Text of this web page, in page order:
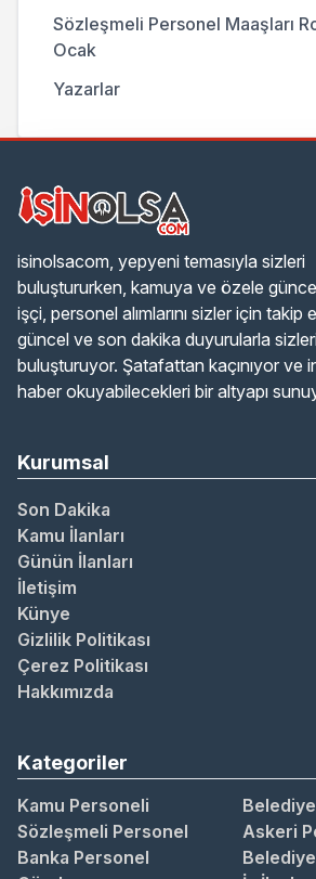
Sözleşmeli Personel Maaşları
Ocak
Yazarlar
isinolsacom, yepyeni temasıyla sizleri
buluştururken, kamuya ve özele
işçi, personel alımlarını sizler için takip
güncel ve son dakika duyurularla sizleri
buluşturuyor. Şatafattan kaçınıyor ve
haber okuyabilecekleri bir altyapı
Kurumsal
Son Dakika
Kamu İlanları
Günün İlanları
İletişim
Künye
Gizlilik Politikası
Çerez Politikası
Hakkımızda
Kategoriler
Kamu Personeli
Sözleşmeli Personel
Askeri
Banka Personel